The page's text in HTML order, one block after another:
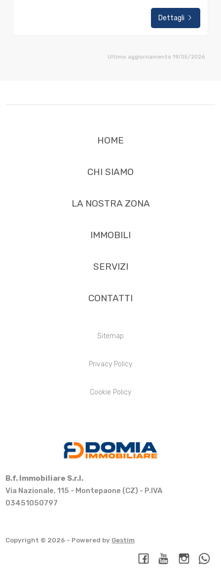
Dettagli
Ultimo aggiornamento 19/05/2026
HOME
CHI SIAMO
LA NOSTRA ZONA
IMMOBILI
SERVIZI
CONTATTI
Sitemap
Privacy Policy
Cookie Policy
B.f. Immobiliare S.r.l.
Via Nazionale, 115 - Montepaone (CZ) - P.IVA
03451050797
Copyright © 2026 - Powered by Gestim